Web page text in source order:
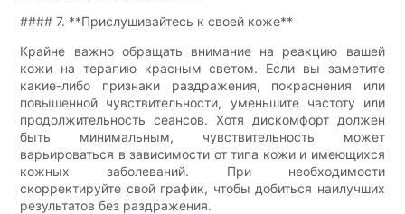
#### 7. **Прислушивайтесь к своей коже**
Крайне важно обращать внимание на реакцию вашей
кожи на терапию красным светом. Если вы заметите
какие-либо признаки раздражения, покраснения или
повышенной чувствительности, уменьшите частоту или
продолжительность сеансов. Хотя дискомфорт должен
быть минимальным, чувствительность может
варьироваться в зависимости от типа кожи и имеющихся
кожных заболеваний. При необходимости
скорректируйте свой график, чтобы добиться наилучших
результатов без раздражения.